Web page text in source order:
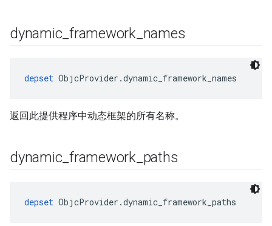
dynamic _framework_ names
depset ObjcProvider.dynamic_framework_names
返回此提供程序中动态框架的所有名称。
dynamic _framework_ paths
depset ObjcProvider.dynamic_framework_paths